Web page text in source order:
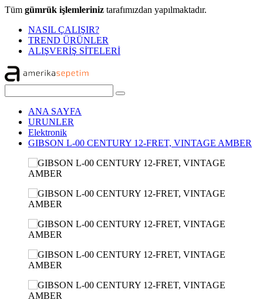
Tüm gümrük işlemleriniz tarafımızdan yapılmaktadır.
NASIL ÇALIŞIR?
TREND ÜRÜNLER
ALIŞVERİŞ SİTELERİ
ANA SAYFA
URUNLER
Elektronik
GIBSON L-00 CENTURY 12-FRET, VINTAGE AMBER